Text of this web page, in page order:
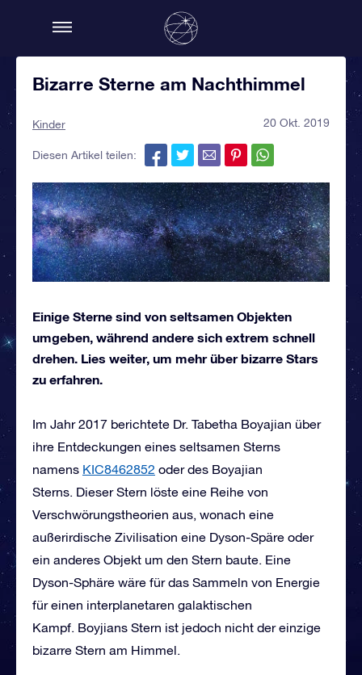
Bizarre Sterne am Nachthimmel
Kinder 20 Okt. 2019
Diesen Artikel teilen:
Einige Sterne sind von seltsamen Objekten
umgeben, während andere sich extrem schnell
drehen. Lies weiter, um mehr über bizarre Stars
zu erfahren.
Im Jahr 2017 berichtete Dr. Tabetha Boyajian über
ihre Entdeckungen eines seltsamen Sterns
namens KIC8462852 oder des Boyajian
Sterns. Dieser Stern löste eine Reihe von
Verschwörungstheorien aus, wonach eine
außerirdische Zivilisation eine Dyson-Späre oder
ein anderes Objekt um den Stern baute. Eine
Dyson-Sphäre wäre für das Sammeln von Energie
für einen interplanetaren galaktischen
Kampf. Boyjians Stern ist jedoch nicht der einzige
bizarre Stern am Himmel.